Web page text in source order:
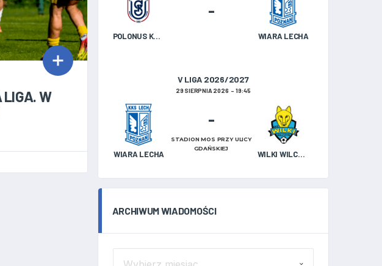
LIGA. W
POLONUS KAZIMIERZ BISKUPI WIARA LECHA
-
V LIGA 2026/2027
29 SIERPNIA 2026 19:45
WIARA LECHA WILKI WILCZYN
-
STADION MOS PRZY ULICY
GDAŃSKIEJ
ARCHIWUM WIADOMOŚCI